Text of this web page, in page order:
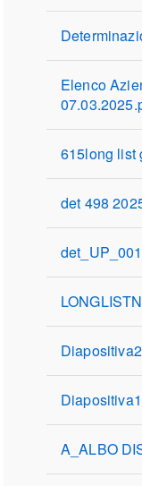
Elenco
615long list
det 498
A_ALBO